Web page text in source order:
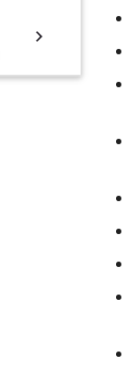
chevron_right